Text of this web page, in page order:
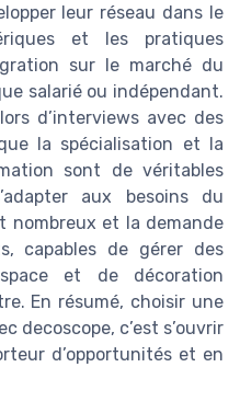
leur réseau dans le
et les pratiques
sur le marché du
salarié ou indépendant.
d’interviews avec des
la spécialisation et la
sont de véritables
aux besoins du
nombreux et la demande
capables de gérer des
et de décoration
En résumé, choisir une
decoscope, c’est s’ouvrir
d’opportunités et en